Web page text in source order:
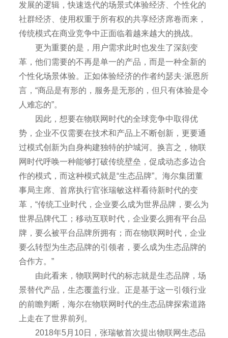
发展的逻辑，快速迭代的场景式体验经济、个性化的
社群经济、使用权重于所有权的共享经济席卷而来，
传统模式在商业竞争中正面临着越来越大的挑战。
更为重要的是，用户需求此时也发生了深刻变
革，他们需要的不再是单一的产品，而是一种全新的
个性化场景体验。正如体验经济的作者约瑟夫·派恩所
言，“商品是有形的，服务是无形的，但只有体验是令
人难忘的”。
因此，想要在物联网时代的全球竞争中取得优
势，企业不仅需要在技术和产品上不断创新，更要通
过模式创新为自身构建独特的护城河。换言之，物联
网时代呼唤一种能够打破传统壁垒，促成动态多边合
作的模式，而这种模式就是“生态品牌”。海尔集团董
事局主席、首席执行官张瑞敏这样看待新时代的变
革，“传统工业时代，企业要么成为世界品牌，要么为
世界品牌代工；移动互联时代，企业要么拥有平台品
牌，要么被平台品牌所拥有；而在物联网时代，企业
要么转型为生态品牌的引领者，要么成为生态品牌的
合作方。”
由此看来，物联网时代的标志就是生态品牌，场
景替代产品，生态覆盖行业。正是基于这一引领行业
的前瞻判断，海尔在物联网时代的生态品牌探索道路
上走在了世界前列。
2018年5月10日，张瑞敏首次提出物联网生态品